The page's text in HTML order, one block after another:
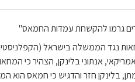
גרמו להקשחת עמדות החמאס"
נגד הממשלה בישראל
אנתוני בלינקן, הצהיר כי
בלינקן חזר והדגיש כי חמאס הוא